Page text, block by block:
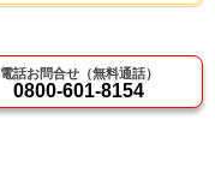
電話お問合せ（無料通話）
0800-601-8154